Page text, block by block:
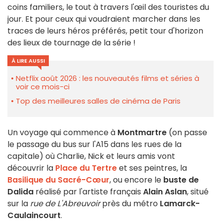
coins familiers, le tout à travers l'œil des touristes du
jour. Et pour ceux qui voudraient marcher dans les
traces de leurs héros préférés, petit tour d'horizon
des lieux de tournage de la série !
À LIRE AUSSI
Netflix août 2026 : les nouveautés films et séries à
voir ce mois-ci
Top des meilleures salles de cinéma de Paris
Un voyage qui commence à Montmartre (on passe
le passage du bus sur l'A15 dans les rues de la
capitale) où Charlie, Nick et leurs amis vont
découvrir la Place du Tertreet ses peintres, la
Basilique du Sacré-Cœur, ou encore le buste de
Dalida réalisé par l'artiste français Alain Aslan, situé
sur la rue de L'Abreuvoirprès du métro Lamarck-
Caulaincourt.